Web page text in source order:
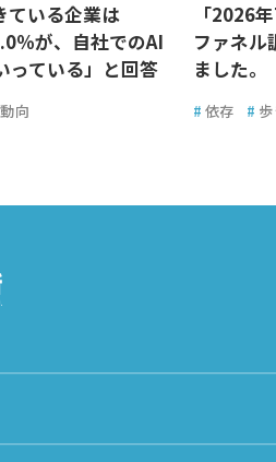
ている企業は
％が、自社でのAI
っている」と回答
向
「2026
ファネル
ました。
# 依存 #